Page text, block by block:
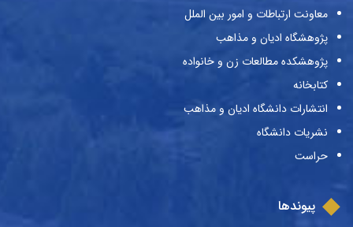
معاونت ارتباطات و امور بین الملل
پژوهشگاه ادیان و مذاهب
پژوهشکده مطالعات زن و خانواده
کتابخانه
انتشارات دانشگاه ادیان و مذاهب
نشریات دانشگاه
حراست
پیوندها